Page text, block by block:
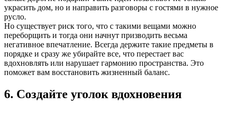
украсить дом, но и направить разговоры с гостями в нужное
русло.
Но существует риск того, что с такими вещами можно
переборщить и тогда они начнут призводить весьма
негативное впечатление. Всегда держите такие предметы в
порядке и сразу же убирайте все, что перестает вас
вдохновлять или нарушает гармонию пространства. Это
поможет вам восстановить жизненный баланс.
6. Создайте уголок вдохновения